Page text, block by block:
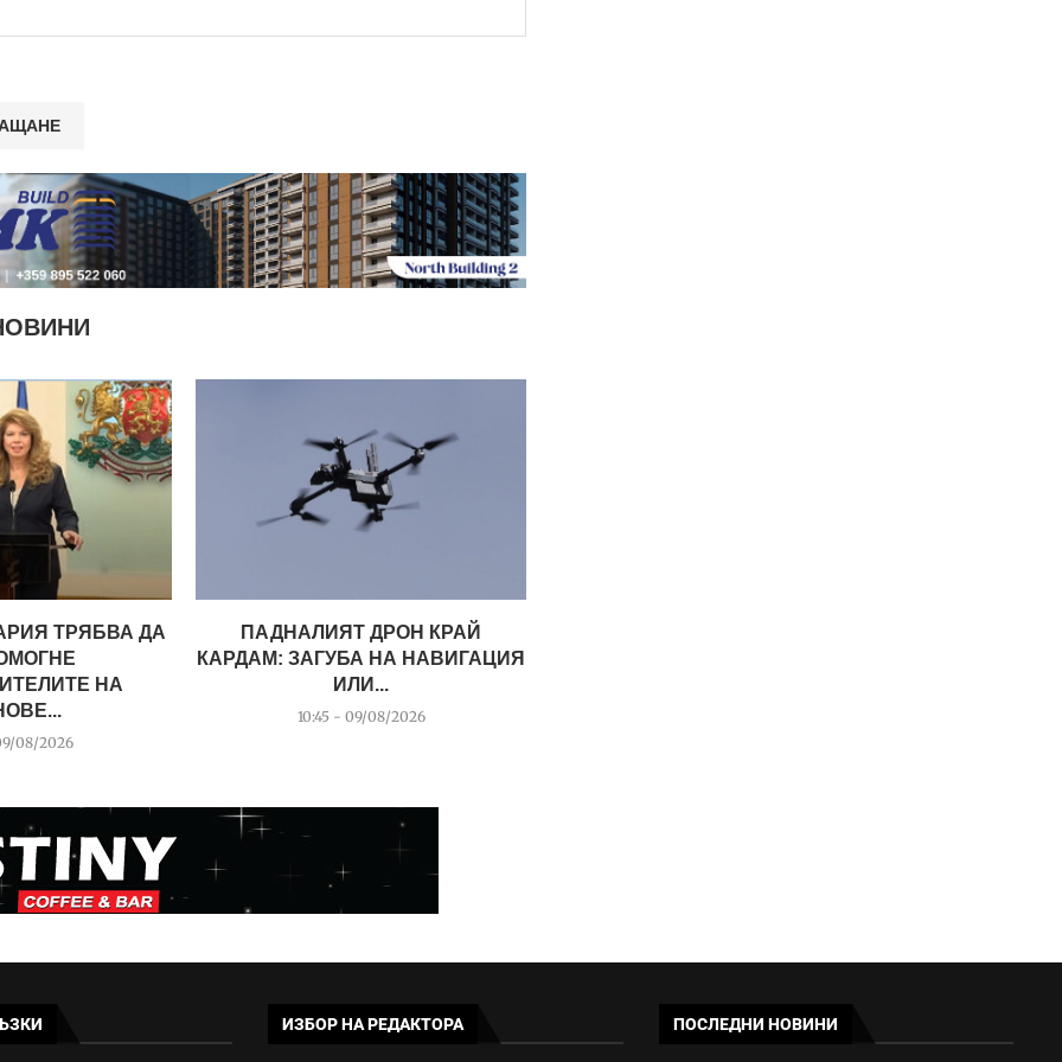
ТРЯБВА ДА
НА
08/2026
ПАДНАЛИЯТ ДРОН КРАЙ
КАРДАМ: ЗАГУБА НА НАВИГАЦИЯ
ИЛИ...
10:45 - 09/08/2026
ИЗБОР НА РЕДАКТОРА ПОСЛЕДНИ НОВИНИ